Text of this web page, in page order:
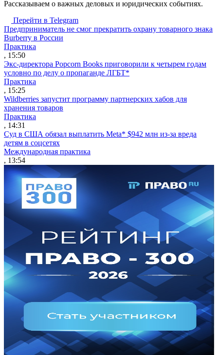
Рассказываем о важных деловых и юридических событиях.
Перейти в Telegram
Предприниматель не смог прекратить охрану товарного знака
Burberry в России
Практика
, 15:50
Экс-директора Popcorn Books приговорили к четырем годам
условно по делу о пропаганде ЛГБТ*
Практика
, 15:25
Wildberries запустит программу партнерских хабов для
хранения товаров
Практика
, 14:31
Суд в США обязал выплатить Meta* $942 млн из-за вреда
детям в соцсетях
Международная практика
, 13:54